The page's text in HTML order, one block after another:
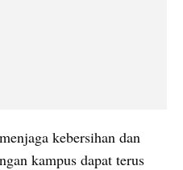
kebersihan dan
kampus dapat terus